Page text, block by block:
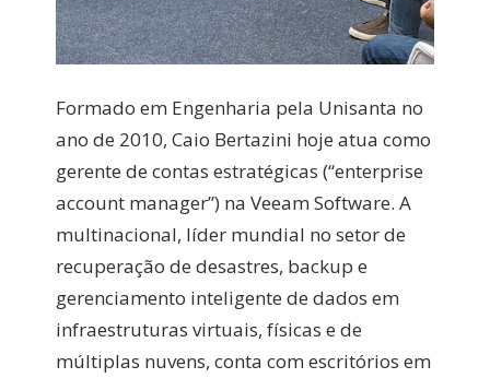
Formado em Engenharia pela Unisanta no
ano de 2010, Caio Bertazini hoje atua como
gerente de contas estratégicas (“enterprise
account manager”) na Veeam Software. A
multinacional, líder mundial no setor de
recuperação de desastres, backup e
gerenciamento inteligente de dados em
infraestruturas virtuais, físicas e de
múltiplas nuvens, conta com escritórios em